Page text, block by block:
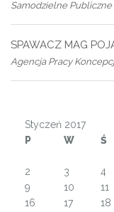
Samodzielne
SPAWACZ MAG
Agencja Pracy
Styczeń 2017
P
W Ś
2
3 4
9
10 11
16
17 18